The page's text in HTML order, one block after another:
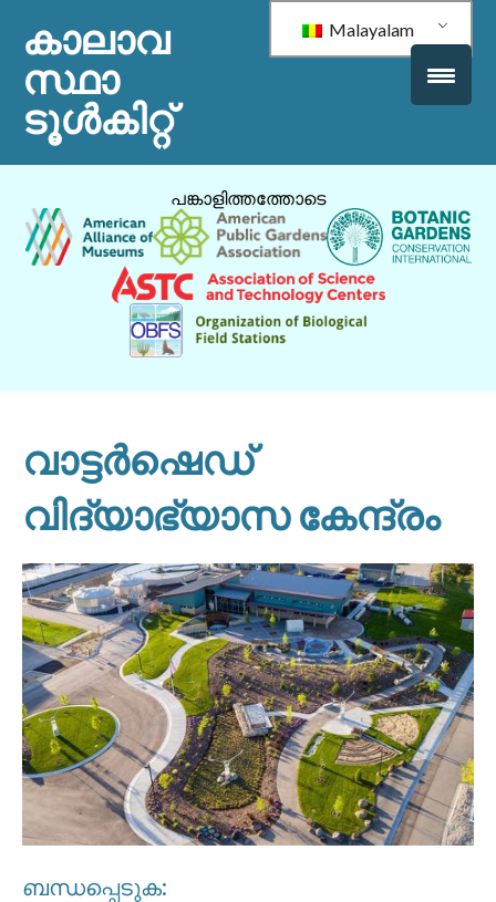
കാലാവ
സ്ഥാ
ടൂൾകിറ്റ്
Malayalam
പങ്കാളിത്തത്തോടെ
വാട്ടർഷെഡ്
വിദ്യാഭ്യാസ കേന്ദ്രം
ബന്ധപ്പെടുക: